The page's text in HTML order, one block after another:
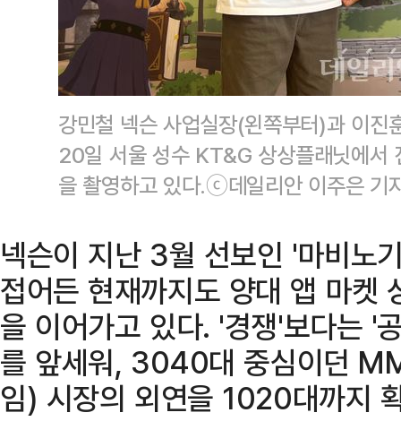
강민철 넥슨 사업실장(왼쪽부터)과 이진
20일 서울 성수 KT&G 상상플래닛에서
을 촬영하고 있다.ⓒ데일리안 이주은 기
넥슨이 지난 3월 선보인 '마비노
접어든 현재까지도 양대 앱 마켓
을 이어가고 있다. '경쟁'보다는 '
를 앞세워, 3040대 중심이던
임) 시장의 외연을 1020대까지